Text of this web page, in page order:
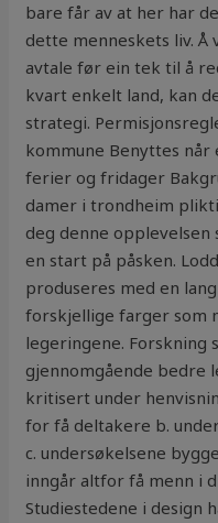
bare får av at her har
dette menneskets liv. Å
avtale før ein tek til å
kvart enkelt land, kan
strategi.
kommune Benyttes
ferier og fridager
damer i trondheim
deg denne
en start på påsken.
produseres med en
forskjellige farger som
legeringene. Forskning
gjennomgående bedre
kritisert under
for få deltakere b.
c. undersøkelsene
inngår altfor få menn i
Studiestedene i design